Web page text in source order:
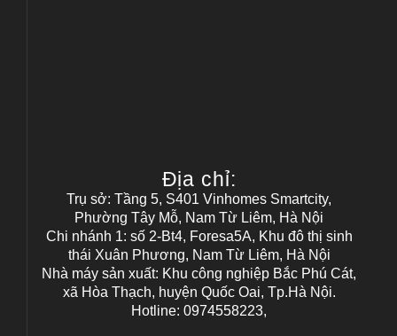
Địa chỉ:
Trụ sở: Tầng 5, S401 Vinhomes Smartcity,
Phường Tây Mỗ, Nam Từ Liêm, Hà Nội
Chi nhánh 1: số 2-Bt4, Foresa5A, Khu đô thị sinh
thái Xuân Phương, Nam Từ Liêm, Hà Nội
Nhà máy sản xuất: Khu công nghiệp Bắc Phú Cát,
xã Hòa Thạch, huyện Quốc Oai, Tp.Hà Nội.
Hotline: 0974558223,